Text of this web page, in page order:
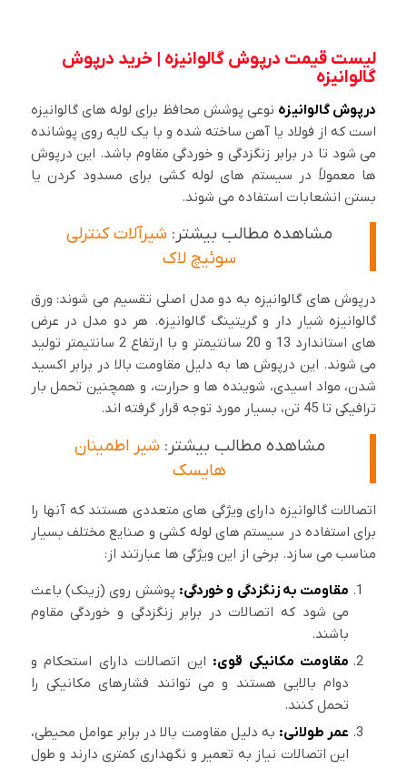
لیست قیمت درپوش گالوانیزه | خرید درپوش
گالوانیزه
درپوش گالوانیزه نوعی پوشش محافظ برای لوله های گالوانیزه
است که از فولاد یا آهن ساخته شده و با یک لایه روی پوشانده
می شود تا در برابر زنگزدگی و خوردگی مقاوم باشد. این درپوش
ها معمولاً در سیستم های لوله کشی برای مسدود کردن یا
بستن انشعابات استفاده می شوند.
مشاهده مطالب بیشتر: شیرآلات کنترلی
سوئیچ لاک
درپوش های گالوانیزه به دو مدل اصلی تقسیم می شوند: ورق
گالوانیزه شیار دار و گریتینگ گالوانیزه. هر دو مدل در عرض
های استاندارد 13 و 20 سانتیمتر و با ارتفاع 2 سانتیمتر تولید
می شوند. این درپوش ها به دلیل مقاومت بالا در برابر اکسید
شدن، مواد اسیدی، شوینده ها و حرارت، و همچنین تحمل بار
ترافیکی تا 45 تن، بسیار مورد توجه قرار گرفته اند.
مشاهده مطالب بیشتر: شیر اطمینان
هایسک
اتصالات گالوانیزه دارای ویژگی های متعددی هستند که آنها را
برای استفاده در سیستم های لوله کشی و صنایع مختلف بسیار
مناسب می سازد. برخی از این ویژگی ها عبارتند از:
مقاومت به زنگزدگی و خوردگی: پوشش روی (زینک) باعث
می شود که اتصالات در برابر زنگزدگی و خوردگی مقاوم
باشند.
مقاومت مکانیکی قوی: این اتصالات دارای استحکام و
دوام بالایی هستند و می توانند فشارهای مکانیکی را
تحمل کنند.
عمر طولانی: به دلیل مقاومت بالا در برابر عوامل محیطی،
این اتصالات نیاز به تعمیر و نگهداری کمتری دارند و طول